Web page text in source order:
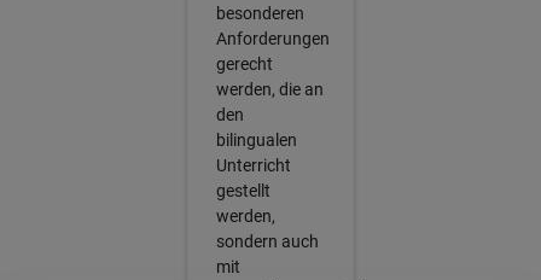
besonderen
Anforderungen
gerecht
werden, die an
den
bilingualen
Unterricht
gestellt
werden,
sondern auch
mit